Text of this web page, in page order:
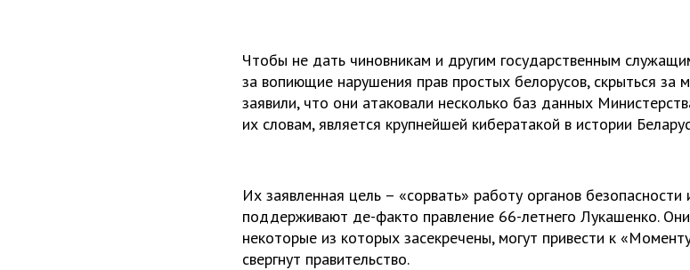
Чтобы не дать чиновникам и другим государственным
за вопиющие нарушения прав простых белорусов, скрыться за
заявили, что они атаковали несколько баз данных
их словам, является крупнейшей кибератакой в истории
Их заявленная цель – «сорвать» работу органов
поддерживают де-факто правление 66-летнего Лукашенко.
некоторые из которых засекречены, могут привести к
свергнут правительство.